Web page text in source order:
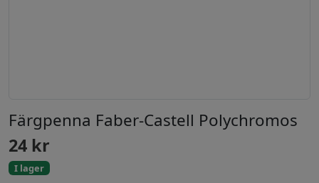
Färgpenna Faber-Castell Polychromos
24 kr
I lager